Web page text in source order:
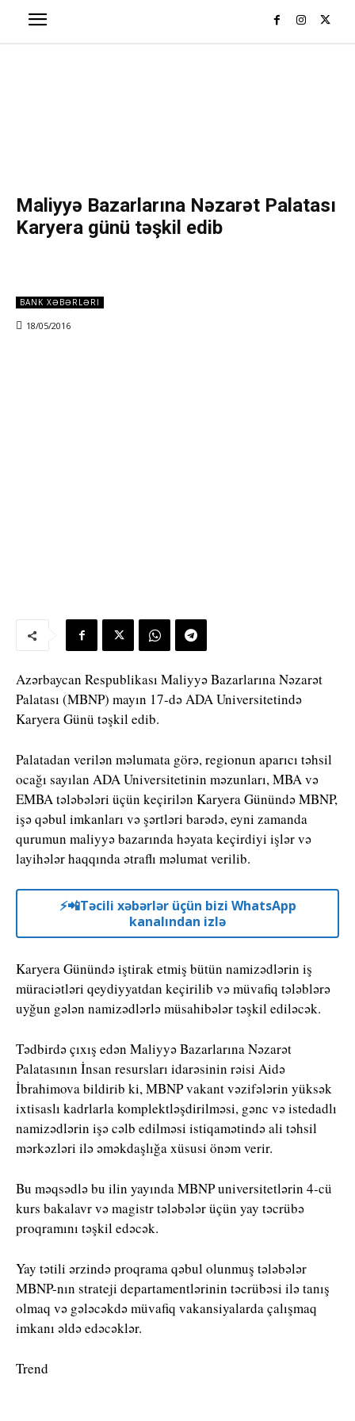
Maliyyə Bazarlarına Nəzarət Palatası
Karyera günü təşkil edib
BANK XƏBƏRLƏRI
18/05/2016
Azərbaycan Respublikası Maliyyə Bazarlarına Nəzarət
Palatası (MBNP) mayın 17-də ADA Universitetində
Karyera Günü təşkil edib.
Palatadan verilən məlumata görə, regionun aparıcı təhsil
ocağı sayılan ADA Universitetinin məzunları, MBA və
EMBA tələbələri üçün keçirilən Karyera Günündə MBNP,
işə qəbul imkanları və şərtləri barədə, eyni zamanda
qurumun maliyyə bazarında həyata keçirdiyi işlər və
layihələr haqqında ətraflı məlumat verilib.
⚡️📲Təcili xəbərlər üçün bizi WhatsApp
kanalından izlə
Karyera Günündə iştirak etmiş bütün namizədlərin iş
müraciətləri qeydiyyatdan keçirilib və müvafiq tələblərə
uyğun gələn namizədlərlə müsahibələr təşkil ediləcək.
Tədbirdə çıxış edən Maliyyə Bazarlarına Nəzarət
Palatasının İnsan resursları idarəsinin rəisi Aidə
İbrahimova bildirib ki, MBNP vakant vəzifələrin yüksək
ixtisaslı kadrlarla komplektləşdirilməsi, gənc və istedadlı
namizədlərin işə cəlb edilməsi istiqamətində ali təhsil
mərkəzləri ilə əməkdaşlığa xüsusi önəm verir.
Bu məqsədlə bu ilin yayında MBNP universitetlərin 4-cü
kurs bakalavr və magistr tələbələr üçün yay təcrübə
proqramını təşkil edəcək.
Yay tətili ərzində proqrama qəbul olunmuş tələbələr
MBNP-nın strateji departamentlərinin təcrübəsi ilə tanış
olmaq və gələcəkdə müvafiq vakansiyalarda çalışmaq
imkanı əldə edəcəklər.
Trend